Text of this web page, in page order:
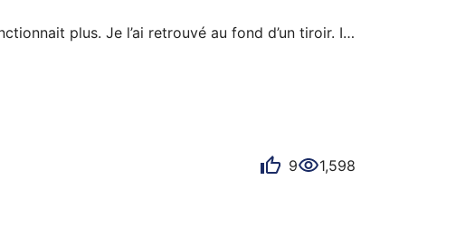
plus. Je l’ai retrouvé au fond d’un tiroir. Il
Mais vu les prix qu’elle affiche, j’évite de la
9
1,598